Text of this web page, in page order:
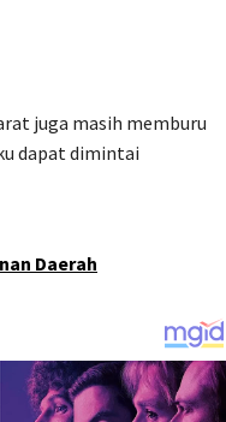
juga masih memburu
dapat dimintai
Daerah